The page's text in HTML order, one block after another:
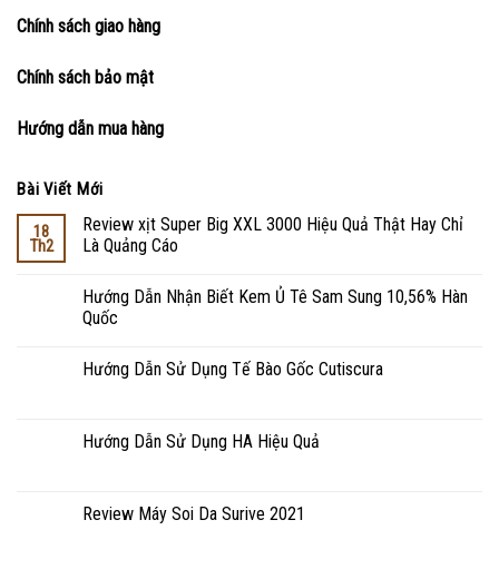
Chính sách giao hàng
Chính sách bảo mật
Hướng dẫn mua hàng
Bài Viết Mới
18
Th2
Review xịt Super Big XXL 3000 Hiệu Quả Thật Hay Chỉ
Là Quảng Cáo
Hướng Dẫn Nhận Biết Kem Ủ Tê Sam Sung 10,56% Hàn
Quốc
Hướng Dẫn Sử Dụng Tế Bào Gốc Cutiscura
Hướng Dẫn Sử Dụng HA Hiệu Quả
Review Máy Soi Da Surive 2021